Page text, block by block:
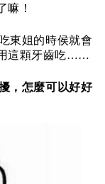
嘛！
東姐的時侯就會
這顆牙齒吃……
，怎麼可以好好